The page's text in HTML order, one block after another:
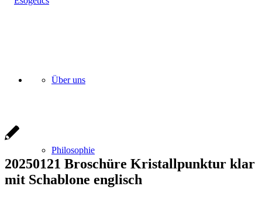
Über uns
Philosophie
20250121 Broschüre Kristallpunktur klar
mit Schablone englisch